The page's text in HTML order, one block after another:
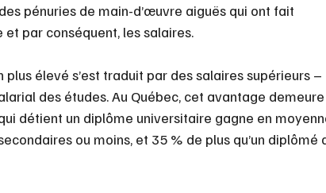
pénuries de main-d’œuvre aiguës qui ont fait
par conséquent, les salaires.
plus élevé s’est traduit par des salaires supérieurs –
des études. Au Québec, cet avantage demeure
détient un diplôme universitaire gagne en
ou moins, et 35 % de plus qu’un diplômé